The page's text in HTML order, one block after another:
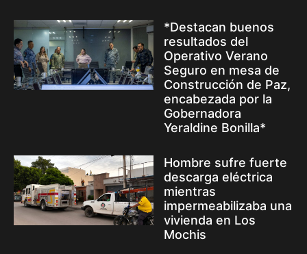
*Destacan buenos
resultados del
Operativo Verano
Seguro en mesa de
Construcción de Paz,
encabezada por la
Gobernadora
Yeraldine Bonilla*
Hombre sufre fuerte
descarga eléctrica
mientras
impermeabilizaba una
vivienda en Los
Mochis